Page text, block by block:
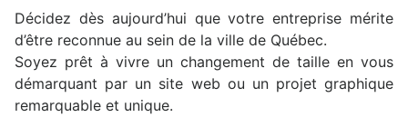
Décidez dès aujourd’hui que votre entreprise mérite
d’être reconnue au sein de la ville de Québec.
Soyez prêt à vivre un changement de taille en vous
démarquant par un site web ou un projet graphique
remarquable et unique.